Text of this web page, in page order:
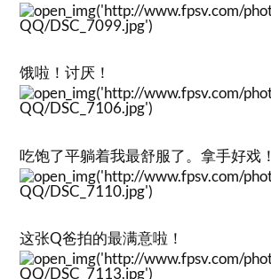
饿啦！讨厌！
吃饱了平躺着我最舒服了。拿手好戏！
这张Q爸拍的最满意啦！